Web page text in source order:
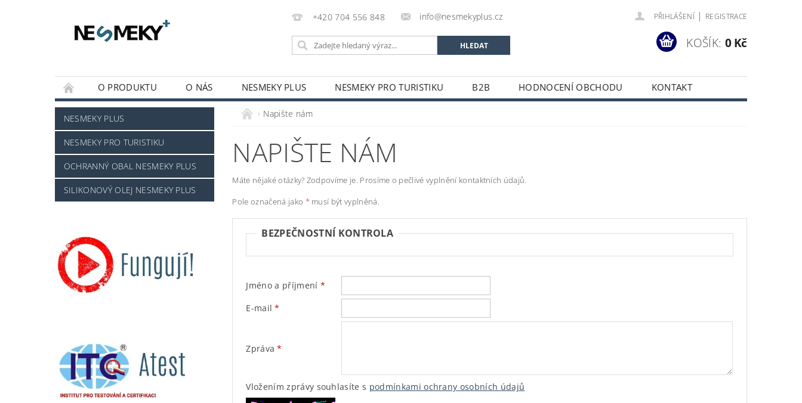
+420 704 556 848 info@nesmekyplus.cz PŘIHLÁŠENÍ | REGISTRACE
KOŠÍK: 0 Kč
O PRODUKTU O NÁS NESMEKY PLUS NESMEKY PRO TURISTIKU B2B HODNOCENÍ OBCHODU
KONTAKT
MOJE OBJEDNÁVKA
NESMEKY PLUS
NESMEKY PRO TURISTIKU
OCHRANNÝ OBAL NESMEKY PLUS
SILIKONOVÝ OLEJ NESMEKY PLUS
Napište nám
NAPIŠTE NÁM
Máte nějaké otázky? Zodpovíme je. Prosíme o pečlivé vyplnění kontaktních údajů.
Pole označená jako *musí být vyplněná.
BEZPEČNOSTNÍ KONTROLA
Jméno a příjmení
E-mail
Zpráva
Vložením zprávy souhlasíte s podmínkami ochrany osobních údajů